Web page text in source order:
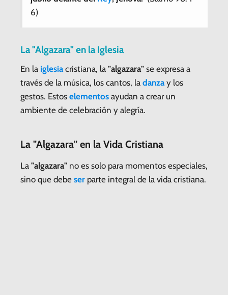
6)
La "Algazara" en la Iglesia
En la iglesiacristiana, la "algazara" se expresa a
través de la música, los cantos, la danzay los
gestos. Estos elementos ayudan a crear un
ambiente de celebración y alegría.
La "Algazara" en la Vida Cristiana
La "algazara" no es solo para momentos especiales,
sino que debe ser parte integral de la vida cristiana.